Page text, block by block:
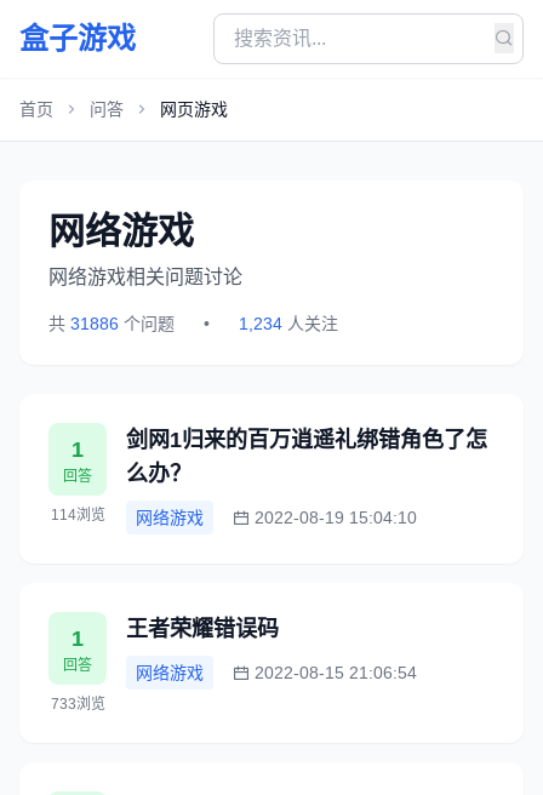
盒子游戏
首页 问答 网页游戏
网络游戏
网络游戏相关问题讨论
共 31886 个问题 • 1,234 人关注
1
回答
114浏览
剑网1归来的百万逍遥礼绑错角色了怎
么办？
网络游戏 2022-08-19 15:04:10
1
回答
733浏览
王者荣耀错误码
网络游戏 2022-08-15 21:06:54